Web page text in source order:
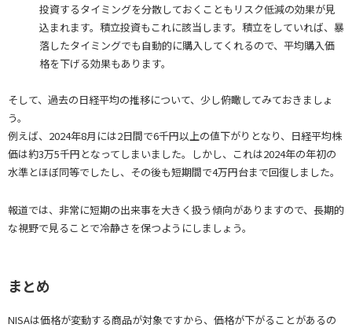
投資するタイミングを分散しておくこともリスク低減の効果が見
込まれます。積立投資もこれに該当します。積立をしていれば、暴
落したタイミングでも自動的に購入してくれるので、平均購入価
格を下げる効果もあります。
そして、過去の日経平均の推移について、少し俯瞰してみておきましょ
う。
例えば、2024年8月には2日間で6千円以上の値下がりとなり、日経平均株
価は約3万5千円となってしまいました。しかし、これは2024年の年初の
水準とほぼ同等でしたし、その後も短期間で4万円台まで回復しました。
報道では、非常に短期の出来事を大きく扱う傾向がありますので、長期的
な視野で見ることで冷静さを保つようにしましょう。
まとめ
NISAは価格が変動する商品が対象ですから、価格が下がることがあるの